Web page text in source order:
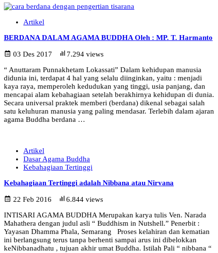
Artikel
BERDANA DALAM AGAMA BUDDHA Oleh : MP. T. Harmanto
03 Des 2017
7.294 views
“ Anuttaram Punnakhetam Lokassati” Dalam kehidupan manusia
didunia ini, terdapat 4 hal yang selalu diinginkan, yaitu : menjadi
kaya raya, memperoleh kedudukan yang tinggi, usia panjang, dan
mencapai alam kebahagiaan setelah berakhirnya kehidupan di dunia.
Secara universal praktek memberi (berdana) dikenal sebagai salah
satu keluhuran manusia yang paling mendasar. Terlebih dalam ajaran
agama Buddha berdana …
Artikel
Dasar Agama Buddha
Kebahagiaan Tertinggi
Kebahagiaan Tertinggi adalah Nibbana atau Nirvana
22 Feb 2016
6.844 views
INTISARI AGAMA BUDDHA Merupakan karya tulis Ven. Narada
Mahathera dengan judul asli “ Buddhism in Nutshell.” Penerbit :
Yayasan Dhamma Phala, Semarang Proses kelahiran dan kematian
ini berlangsung terus tanpa berhenti sampai arus ini dibelokkan
keNibbanadhatu , tujuan akhir umat Buddha. Istilah Pali “ nibbana “